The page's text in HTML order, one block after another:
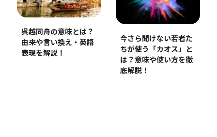
呉越同舟の意味とは？
由来や言い換え・英語
表現を解説！
今さら聞けない若者た
ちが使う「カオス」と
は？意味や使い方を徹
底解説！